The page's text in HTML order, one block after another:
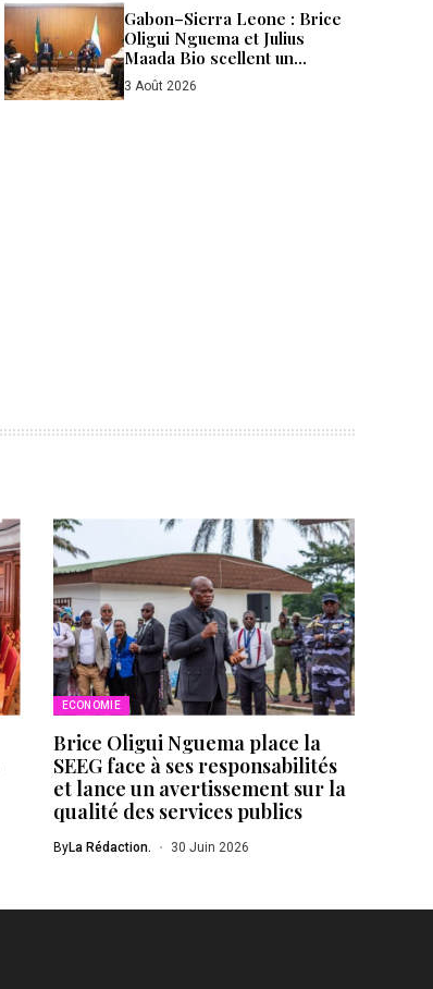
Gabon–Sierra Leone : Brice
Oligui Nguema et Julius
Maada Bio scellent un
partenariat stratégique à
Freetown
3 Août 2026
ECONOMIE
Brice Oligui Nguema place la
SEEG face à ses responsabilités
et lance un avertissement sur la
qualité des services publics
ByLa Rédaction. 30 Juin 2026